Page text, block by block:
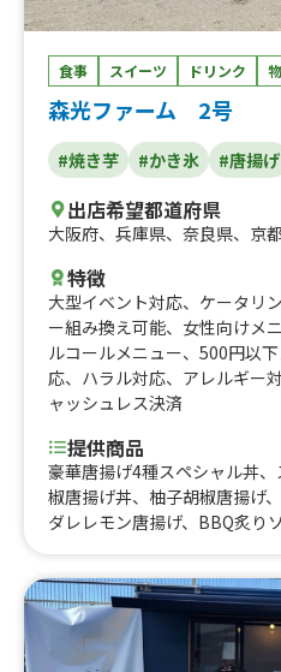
食事 スイーツ ドリンク
森光ファーム 2号
#焼き芋 #かき氷 #唐揚げ
出店希望都道府県
大阪府、 兵庫県、 奈良県、 京
特徴
大型イベント対応、 ケータリ
ー組み換え可能、 女性向けメ
ルコールメニュー、 500円以
応、 ハラル対応、 アレルギー
ャッシュレス決済
提供商品
豪華唐揚げ4種スペシャル丼
椒唐揚げ丼、柚子胡椒唐揚げ
ダレレモン唐揚げ、BBQ炙り
ニョムチキン、フリフリチキ
フリポテト、ビール、フリフ
イスキーハイボール、コロナ